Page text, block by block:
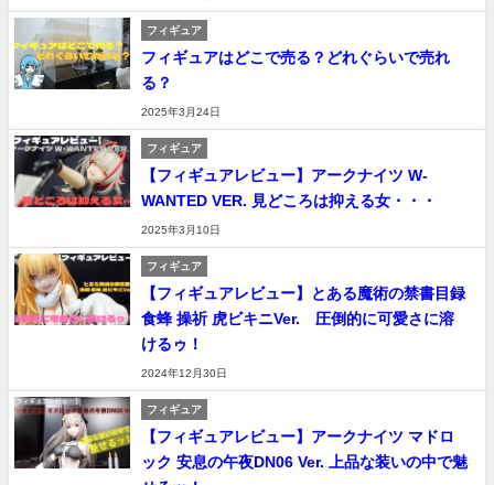
フィギュア
フィギュアはどこで売る？どれぐらいで売れ
る？
2025年3月24日
フィギュア
【フィギュアレビュー】アークナイツ W-
WANTED VER. 見どころは抑える女・・・
2025年3月10日
フィギュア
【フィギュアレビュー】とある魔術の禁書目録
食蜂 操祈 虎ビキニVer. 圧倒的に可愛さに溶
けるゥ！
2024年12月30日
フィギュア
【フィギュアレビュー】アークナイツ マドロ
ック 安息の午夜DN06 Ver. 上品な装いの中で魅